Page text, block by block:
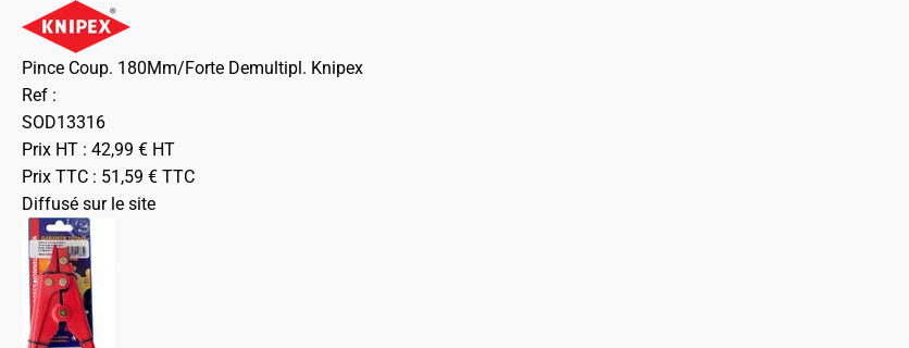
Pince Coup. 180Mm/Forte Demultipl. Knipex
Ref :
SOD13316
Prix HT : 42,99 € HT
Prix TTC : 51,59 € TTC
Diffusé sur le site